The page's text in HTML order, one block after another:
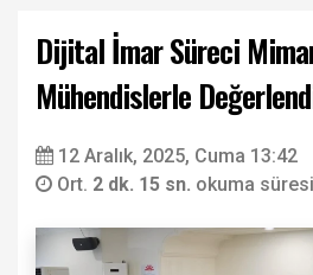
Dijital İmar Süreci
Mühendislerle
12 Aralık, 2025, Cuma 13:42
Ort. 2 dk. 15 sn. okuma süresi